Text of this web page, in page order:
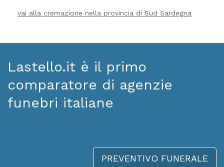
vai alla cremazione nella provincia di Sud Sardegna
Lastello.it è il primo
comparatore di agenzie
funebri italiane
PREVENTIVO FUNERALE